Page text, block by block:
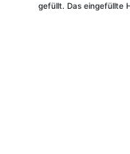
gefüllt. Das eingefüllte